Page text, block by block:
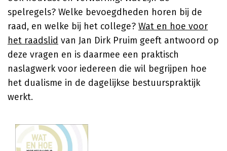
spelregels? Welke bevoegdheden horen bij de
raad, en welke bij het college? Wat en hoe voor
het raadslid van Jan Dirk Pruim geeft antwoord op
deze vragen en is daarmee een praktisch
naslagwerk voor iedereen die wil begrijpen hoe
het dualisme in de dagelijkse bestuurspraktijk
werkt.